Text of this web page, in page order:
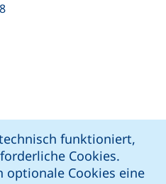
funktioniert,
Cookies.
optionale Cookies eine
öffnet neues Fenster)
Telefonanruf, wenn Ihr
Ihr E-Mail-Programm)
Link, öffnet neues
(externer Link, öffnet
Seite (externer Link,
YouTube-Seite (externer